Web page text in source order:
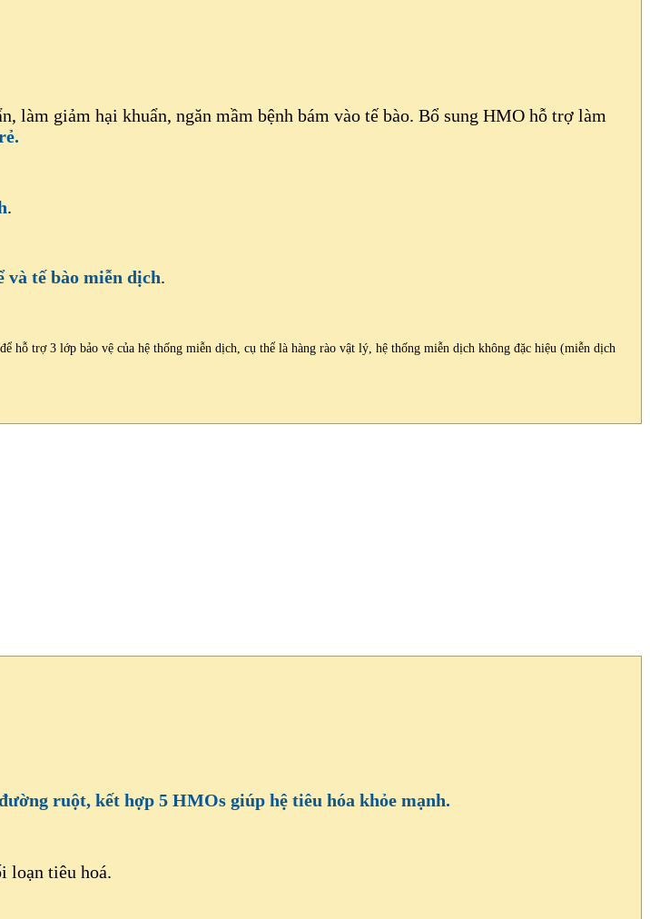
làm giảm hại khuẩn, ngăn mầm bệnh bám vào tế bào. Bổ sung HMO hỗ trợ làm
.
và tế bào miễn dịch.
trợ 3 lớp bảo vệ của hệ thống miễn dịch, cụ thể là hàng rào vật lý, hệ thống miễn dịch không đặc hiệu (miễn dịch
ruột, kết hợp 5 HMOs giúp hệ tiêu hóa khỏe mạnh.
loạn tiêu hoá.